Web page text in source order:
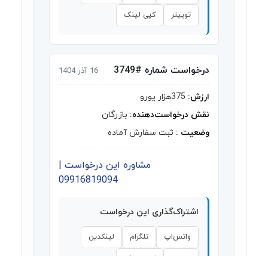
توییتر کپی لینک
درخواست شماره #3749 16 آذر 1404
ارزش:
نقش درخواست‌دهنده: بازرگان
وضعیت : ثبت سفارش آماده
مشاوره این درخواست |
09916819094
اشتراک‌گذاری این درخواست
واتس‌اپ تلگرام لینکدین